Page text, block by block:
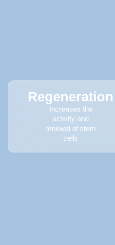
Regeneration
Increases the
activity and
renewal of stem
cells